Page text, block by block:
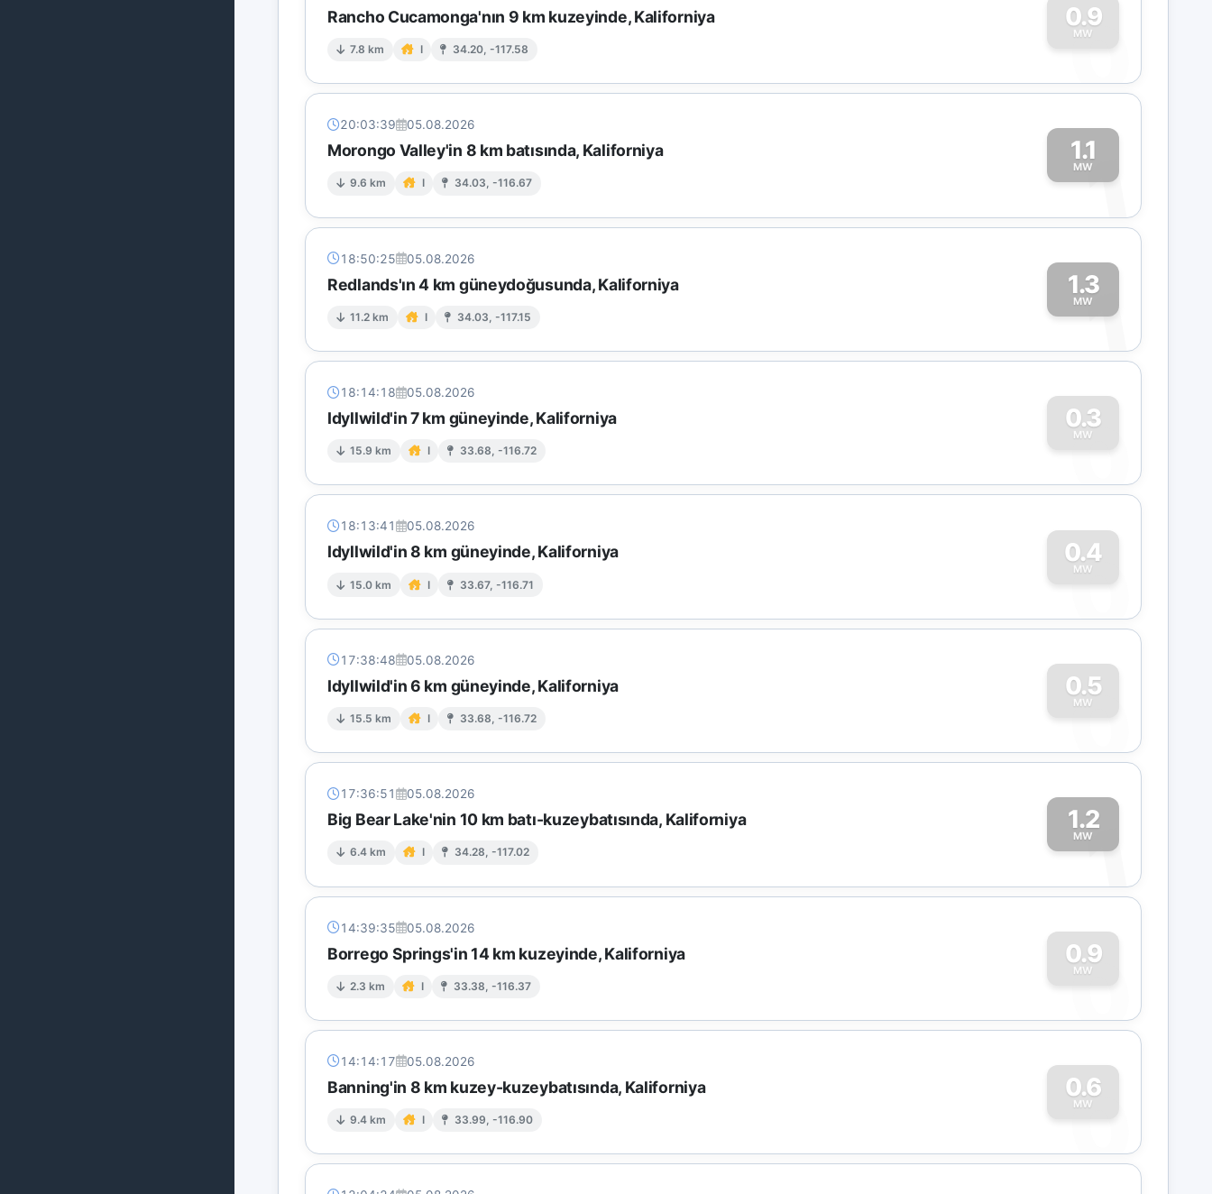
Rancho Cucamonga'nın 9 km kuzeyinde, Kaliforniya
7.8 km I 34.20, -117.58
0.9
MW
0
20:03:39 05.08.2026
Morongo Valley'in 8 km batısında, Kaliforniya
9.6 km I 34.03, -116.67
1.1
MW
1
18:50:25 05.08.2026
Redlands'ın 4 km güneydoğusunda, Kaliforniya
11.2 km I 34.03, -117.15
1.3
MW
1
18:14:18 05.08.2026
Idyllwild'in 7 km güneyinde, Kaliforniya
15.9 km I 33.68, -116.72
0.3
MW
0
18:13:41 05.08.2026
Idyllwild'in 8 km güneyinde, Kaliforniya
15.0 km I 33.67, -116.71
0.4
MW
0
17:38:48 05.08.2026
Idyllwild'in 6 km güneyinde, Kaliforniya
15.5 km I 33.68, -116.72
0.5
MW
0
17:36:51 05.08.2026
Big Bear Lake'nin 10 km batı-kuzeybatısında, Kaliforniya
6.4 km I 34.28, -117.02
1.2
MW
1
14:39:35 05.08.2026
Borrego Springs'in 14 km kuzeyinde, Kaliforniya
2.3 km I 33.38, -116.37
0.9
MW
0
14:14:17 05.08.2026
Banning'in 8 km kuzey-kuzeybatısında, Kaliforniya
9.4 km I 33.99, -116.90
0.6
MW
0